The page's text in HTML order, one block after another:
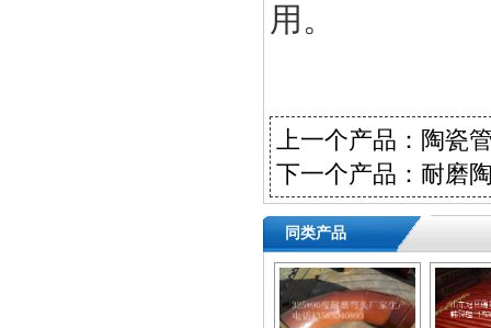
用。
上一个产品： 陶瓷
下一个产品： 耐磨
同类产品